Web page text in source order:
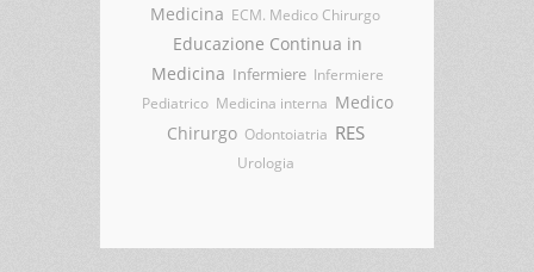
Medicina ECM. Medico Chirurgo
Educazione Continua in
Medicina Infermiere Infermiere
Pediatrico Medicina interna Medico
Chirurgo Odontoiatria RES
Urologia